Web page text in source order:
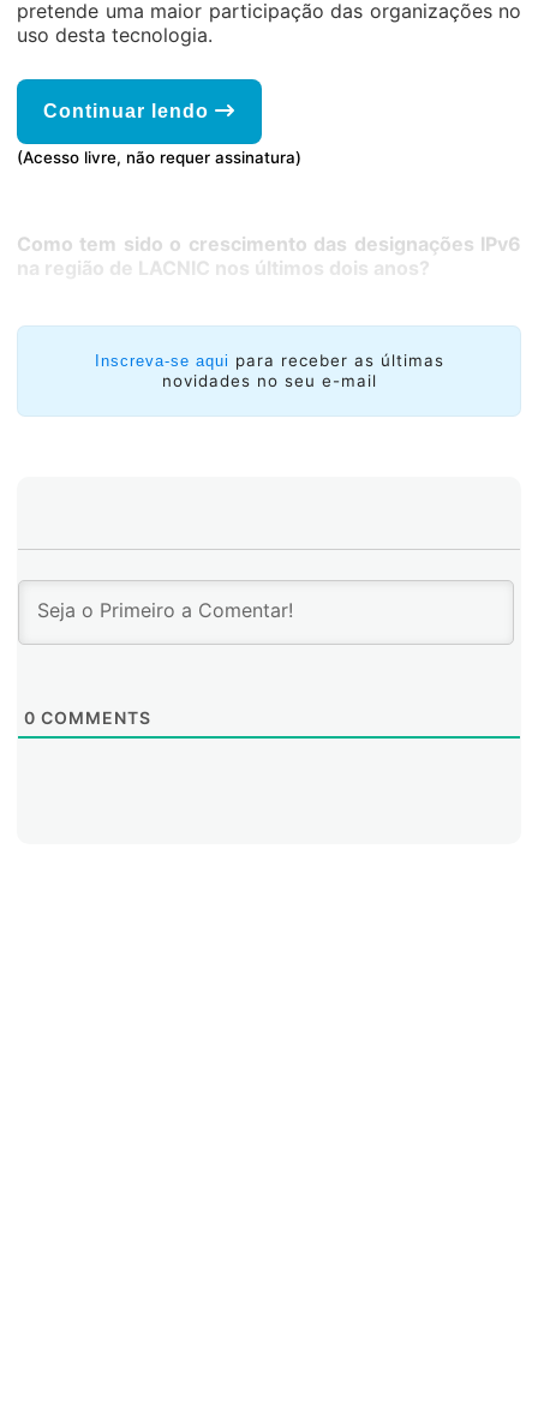
pretende uma maior participação das organizações no
uso desta tecnologia.
Continuar lendo
(Acesso livre, não requer assinatura)
Como tem sido o crescimento das designações IPv6
na região de LACNIC nos últimos dois anos?
Inscreva-se aqui para receber as últimas
novidades no seu e-mail
0 COMMENTS